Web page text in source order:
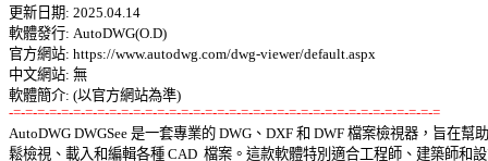
更新日期: 2025.04.14
軟體發行: AutoDWG(O.D)
官方網站: https://www.autodwg.com/dwg-viewer/default.aspx
中文網站: 無
-=-=-=-=-=-=-=-=-=-=-=-=-=-=-=-=-=-=-=-=-=-=-=-=-=-=-=-=-=-=-=-=-=-=-=-=
AutoDWG DWGSee 是一套專業的 DWG、DXF 和 DWF 檔案檢視器，旨在幫
鬆檢視、載入和編輯各種 CAD  檔案。這款軟體特別適合工程師、建築師和